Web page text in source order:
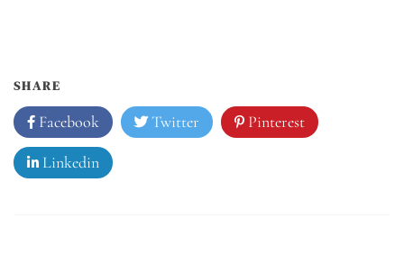
SHARE
Facebook Twitter Pinterest
Linkedin